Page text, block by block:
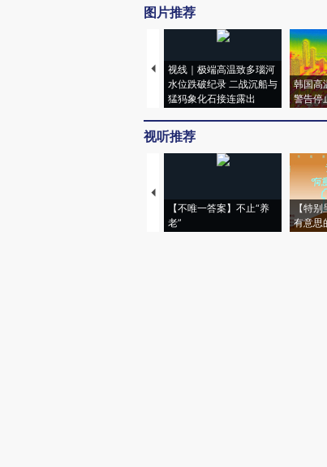
图片推荐
视线｜极端高温致多瑙河
水位跌破纪录 二战沉船与
猛犸象化石接连露出
韩国高
警告停
视听推荐
【不唯一答案】不止“养
老”
【特
有意思